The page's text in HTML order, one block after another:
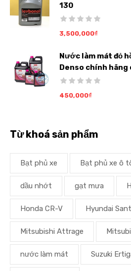
130
3,500,000₫
Nước làm mát đỏ
Denso chính
450,000₫
Từ khoá sản phẩm
Bạt phủ xe Bạt phủ xe ô
dầu nhớt gạt mưa
Honda CR-V Hyundai
Mitsubishi Attrage
nước làm mát Suzuki